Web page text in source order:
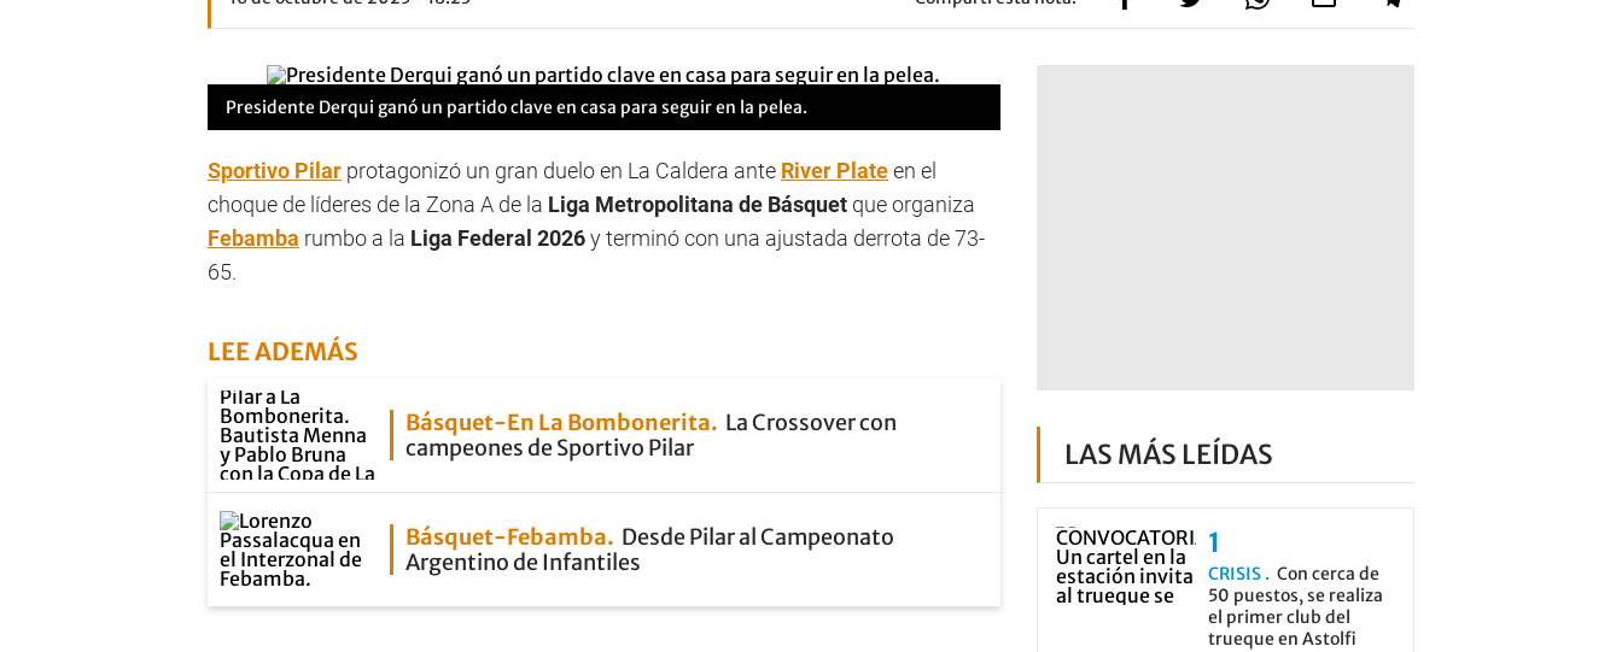
Presidente Derqui ganó un partido clave en casa para seguir en la pelea.
Sportivo Pilar protagonizó un gran duelo en La Caldera ante River Plateen el
choque de líderes de la Zona A de la Liga Metropolitana de Básquet que organiza
Febamba rumbo a la Liga Federal 2026y terminó con una ajustada derrota de 73-
65.
LEE ADEMÁS
Básquet-En La Bombonerita
La Crossover con
campeones de Sportivo Pilar
Básquet-Febamba
Desde Pilar al Campeonato
Argentino de Infantiles
LAS MÁS LEÍDAS
CRISIS
Con cerca de
50 puestos, se realiza
el primer club del
trueque en Astolfi